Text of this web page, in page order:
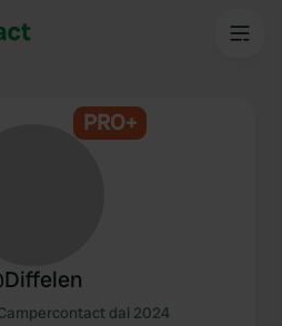
PRO+
Diffelen
dal 2024